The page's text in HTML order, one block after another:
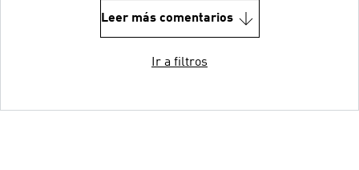
Leer más comentarios
Ir a filtros